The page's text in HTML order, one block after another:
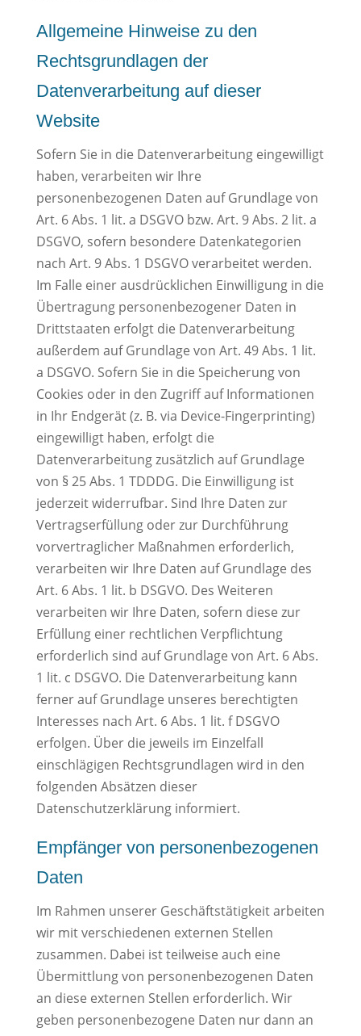
Allgemeine Hinweise zu den
Rechtsgrundlagen der
Datenverarbeitung auf dieser
Website
Sofern Sie in die Datenverarbeitung eingewilligt
haben, verarbeiten wir Ihre
personenbezogenen Daten auf Grundlage von
Art. 6 Abs. 1 lit. a DSGVO bzw. Art. 9 Abs. 2 lit. a
DSGVO, sofern besondere Datenkategorien
nach Art. 9 Abs. 1 DSGVO verarbeitet werden.
Im Falle einer ausdrücklichen Einwilligung in die
Übertragung personenbezogener Daten in
Drittstaaten erfolgt die Datenverarbeitung
außerdem auf Grundlage von Art. 49 Abs. 1 lit.
a DSGVO. Sofern Sie in die Speicherung von
Cookies oder in den Zugriff auf Informationen
in Ihr Endgerät (z. B. via Device-Fingerprinting)
eingewilligt haben, erfolgt die
Datenverarbeitung zusätzlich auf Grundlage
von § 25 Abs. 1 TDDDG. Die Einwilligung ist
jederzeit widerrufbar. Sind Ihre Daten zur
Vertragserfüllung oder zur Durchführung
vorvertraglicher Maßnahmen erforderlich,
verarbeiten wir Ihre Daten auf Grundlage des
Art. 6 Abs. 1 lit. b DSGVO. Des Weiteren
verarbeiten wir Ihre Daten, sofern diese zur
Erfüllung einer rechtlichen Verpflichtung
erforderlich sind auf Grundlage von Art. 6 Abs.
1 lit. c DSGVO. Die Datenverarbeitung kann
ferner auf Grundlage unseres berechtigten
Interesses nach Art. 6 Abs. 1 lit. f DSGVO
erfolgen. Über die jeweils im Einzelfall
einschlägigen Rechtsgrundlagen wird in den
folgenden Absätzen dieser
Datenschutzerklärung informiert.
Empfänger von personenbezogenen
Daten
Im Rahmen unserer Geschäftstätigkeit arbeiten
wir mit verschiedenen externen Stellen
zusammen. Dabei ist teilweise auch eine
Übermittlung von personenbezogenen Daten
an diese externen Stellen erforderlich. Wir
geben personenbezogene Daten nur dann an